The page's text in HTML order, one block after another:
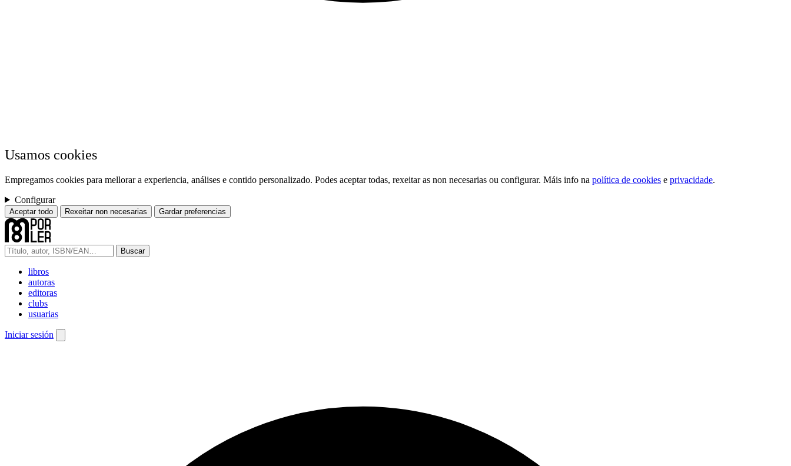
Usamos cookies
Empregamos cookies para mellorar a experiencia, análises e contido personalizado. Podes aceptar todas, rexeitar as non necesarias ou configurar. Máis info na política de cookies e privacidade.
Configurar
Aceptar todo Rexeitar non necesarias Gardar preferencias
Buscar
libros
autoras
editoras
clubs
usuarias
Iniciar sesión